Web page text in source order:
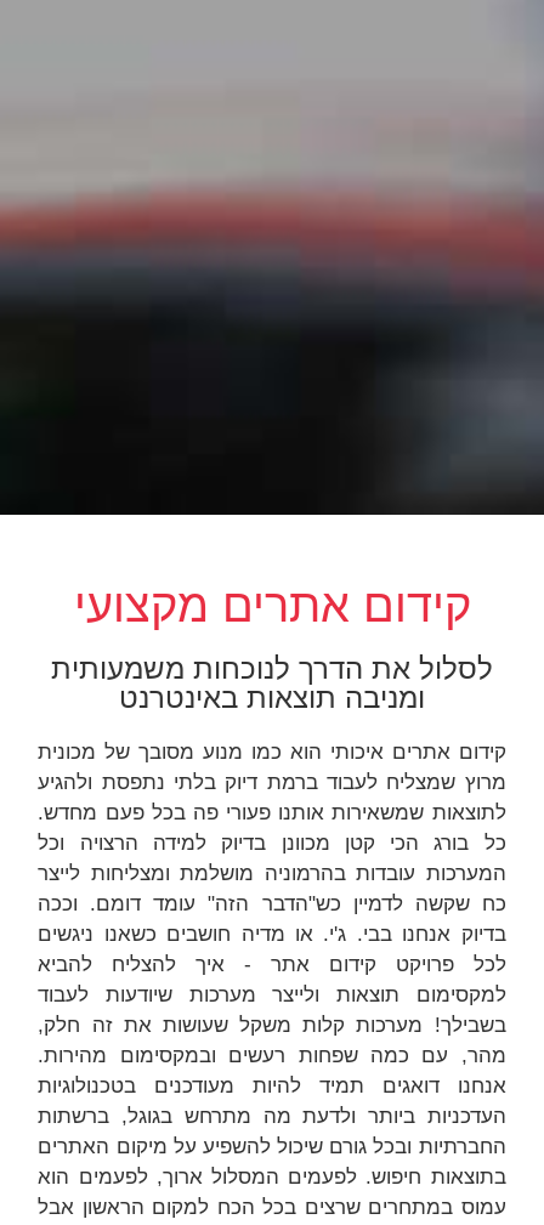
קידום אתרים מקצועי
לסלול את הדרך לנוכחות משמעותית
ומניבה תוצאות באינטרנט
קידום אתרים איכותי הוא כמו מנוע מסובך של מכונית
מרוץ שמצליח לעבוד ברמת דיוק בלתי נתפסת ולהגיע
לתוצאות שמשאירות אותנו פעורי פה בכל פעם מחדש.
כל בורג הכי קטן מכוונן בדיוק למידה הרצויה וכל
המערכות עובדות בהרמוניה מושלמת ומצליחות לייצר
כח שקשה לדמיין כש"הדבר הזה" עומד דומם. וככה
בדיוק אנחנו בבי. ג'י. או מדיה חושבים כשאנו ניגשים
לכל פרויקט קידום אתר - איך להצליח להביא
למקסימום תוצאות ולייצר מערכות שיודעות לעבוד
בשבילך! מערכות קלות משקל שעושות את זה חלק,
מהר, עם כמה שפחות רעשים ובמקסימום מהירות.
אנחנו דואגים תמיד להיות מעודכנים בטכנולוגיות
העדכניות ביותר ולדעת מה מתרחש בגוגל, ברשתות
החברתיות ובכל גורם שיכול להשפיע על מיקום האתרים
בתוצאות חיפוש. לפעמים המסלול ארוך, לפעמים הוא
עמוס במתחרים שרצים בכל הכח למקום הראשון אבל